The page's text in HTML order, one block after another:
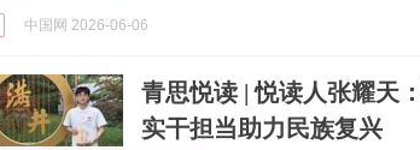
中国网 2026-06-06
青思悦读 | 悦读人张耀天
实干担当助力民族复兴